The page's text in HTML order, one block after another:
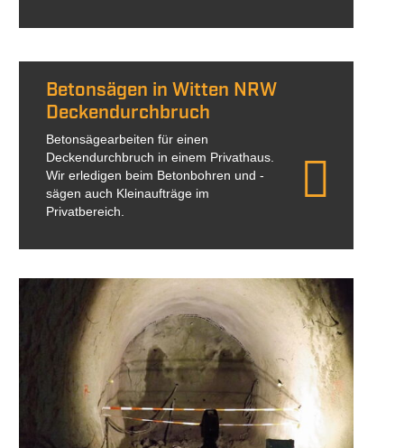
Betonsägen in Witten NRW
Deckendurchbruch
Betonsägearbeiten für einen
Deckendurchbruch in einem Privathaus.
Wir erledigen beim Betonbohren und -
sägen auch Kleinaufträge im
Privatbereich.